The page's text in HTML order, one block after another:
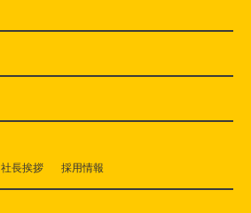
社長挨拶 採用情報